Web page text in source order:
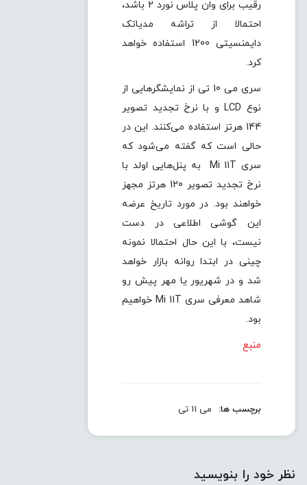
رقیب برای وان پلاس نورد 2 باشد،
احتمالا از تراشه مدیاتک
دایمنسیتی 1200 استفاده خواهد
کرد.
سری می 10 تی از نمایشگرهایی از
نوع LCD و با نرخ تجدید تصویر
144 هرتز استفاده می‌کنند. این در
حالی است که گفته می‌شود که
سری Mi 11T به پنل‌هایی اولد با
نرخ تجدید تصویر 120 هرتز مجهز
خواهند بود. در مورد تاریخ عرضه
این گوشی‌ اطلاعی در دست
نیست، با این حال احتمالا نمونه
چینی در ابتدا روانه بازار خواهد
شد و در شهریور یا مهر پیش رو
شاهد معرفی سری Mi 11T خواهیم
بود.
منبع
برچسب ها: می 11 تی
نظر خود را بنویسید